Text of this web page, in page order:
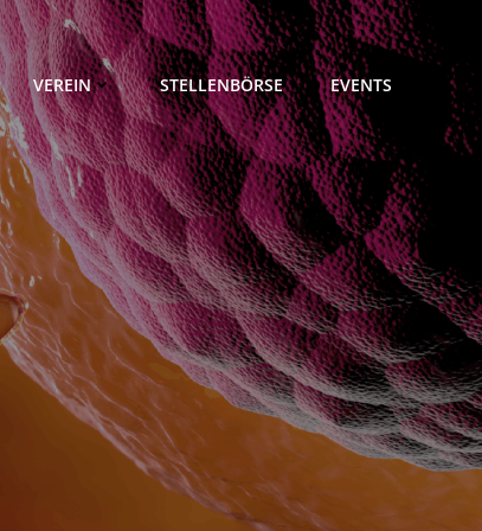
VEREIN STELLENBÖRSE EVENTS